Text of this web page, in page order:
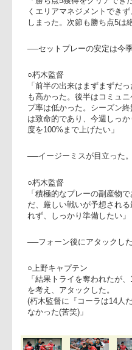
「残り2節、厳しいゲー
く中、多くのファンと会
者の方々からご声援いた
ち点5が必達の状況下、
繋がったプレーをしてく
後半加点できなかったが
からの積極プレー、4ト
指しリスクを負っての積
でも勝ち点5を目指す」
○上野隆太キャプテン
「勝ち点5獲得をクリア
くエリアマネジメントで
しまった。次節も勝ち点
──セットプレーの安定は
○朽木監督
「前半の出来はまずまず
も高かった。後半はコミ
プ率は低かった。シーズ
は致命的であり、今週し